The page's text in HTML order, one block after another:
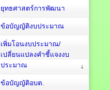
ยุทธศาสตร์การพัฒนา
ข้อบัญญัติงบประมาณ
เพิ่มโอนงบประมาณ/
เปลี่ยนแปลงคำชี้แจงงบ
ประมาณ
ข้อบัญญัติอบต.